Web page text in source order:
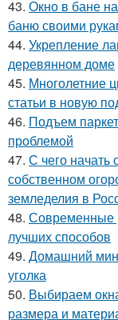
43. Окно в бане
баню своими
44. Укрепление
деревянном доме
45. Многолетние
статьи в новую
46. Подъем
проблемой
47. С чего начать
собственном
земледелия в
48. Современные
лучших способов
49. Домашний
уголка
50. Выбираем
размера и